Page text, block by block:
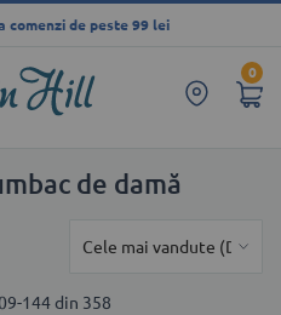
0
comenzi de peste 99 lei
de damă
-144din 358